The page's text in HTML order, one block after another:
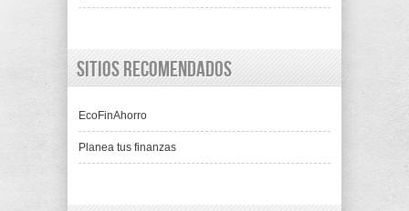
Sitios recomendados
EcoFinAhorro
Planea tus finanzas